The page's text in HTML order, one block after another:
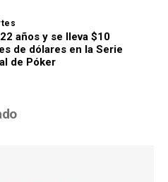
años y se lleva $10
de dólares en la Serie
de Póker